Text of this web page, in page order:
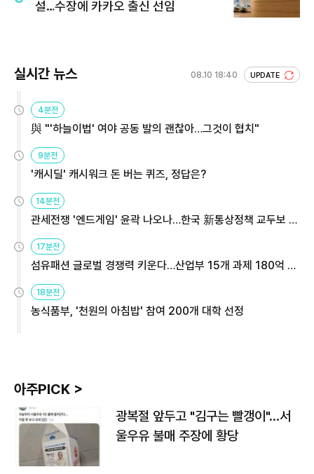
설…수장에 카카오 출신 선임
실시간 뉴스 08.10 18:40 UPDATE
4분전
與 "'하늘이법' 여야 공동 발의 괜찮아…그것이 협치"
9분전
'캐시딜' 캐시워크 돈 버는 퀴즈, 정답은?
14분전
관세전쟁 '엔드게임' 윤곽 나오나…한국 新통상정책 교두보 활
용해야
17분전
섬유패션 글로벌 경쟁력 키운다…산업부 15개 과제 180억 지
원
18분전
농식품부, '천원의 아침밥' 참여 200개 대학 선정
아주PICK >
광복절 앞두고 "김구는 빨갱이"…서
울우유 불매 주장에 황당